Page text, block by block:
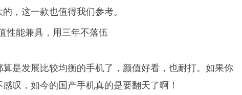
，这一款也值得我们参考。
是发展比较均衡的手机了，颜值好看，也耐打。如果你
叹，如今的国产手机真的是要翻天了啊！